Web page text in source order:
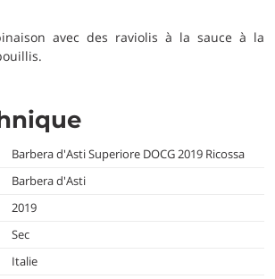
avec des raviolis à la sauce à la
Barbera d'Asti Superiore DOCG 2019 Ricossa
Barbera d'Asti
2019
Sec
Italie